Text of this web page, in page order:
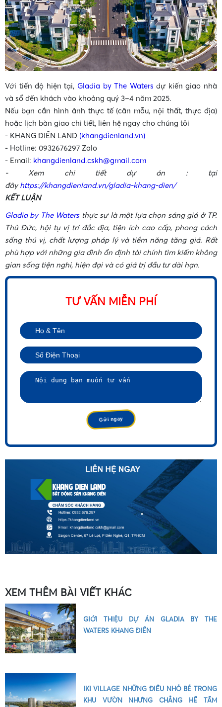
•
Với tiến độ hiện tại, Gladia by The Waters dự kiến giao nhà
và sổ đến khách vào khoảng quý 3–4 năm 2025.
Nếu bạn cần hình ảnh thực tế (căn mẫu, nội thất, thực địa)
hoặc lịch bàn giao chi tiết, liên hệ ngay cho chúng tôi
- KHANG ĐIỀN LAND (khangdienland.vn)
- Hotline: 0932676297 Zalo
- Email: khangdienland.cskh@gmail.com
- Xem chi tiết dự án : tại
đây https://khangdienland.vn/gladia-khang-dien/
KẾT LUẬN
Gladia by The Waters thực sự là một lựa chọn sáng giá ở TP.
Thủ Đức, hội tụ vị trí đắc địa, tiện ích cao cấp, phong cách
sống thú vị, chất lượng pháp lý và tiềm năng tăng giá. Rất
phù hợp với những gia đình ổn định tài chính tìm kiếm không
gian sống tiện nghi, hiện đại và có giá trị đầu tư dài hạn.
TƯ VẤN MIỄN PHÍ
XEM THÊM BÀI VIẾT KHÁC
GIỚI THIỆU DỰ ÁN GLADIA BY THE
WATERS KHANG ĐIỀN
IKI VILLAGE NHỮNG ĐIỀU NHỎ BÉ TRONG
KHU VƯỜN NHƯNG CHẲNG HỀ TẦM